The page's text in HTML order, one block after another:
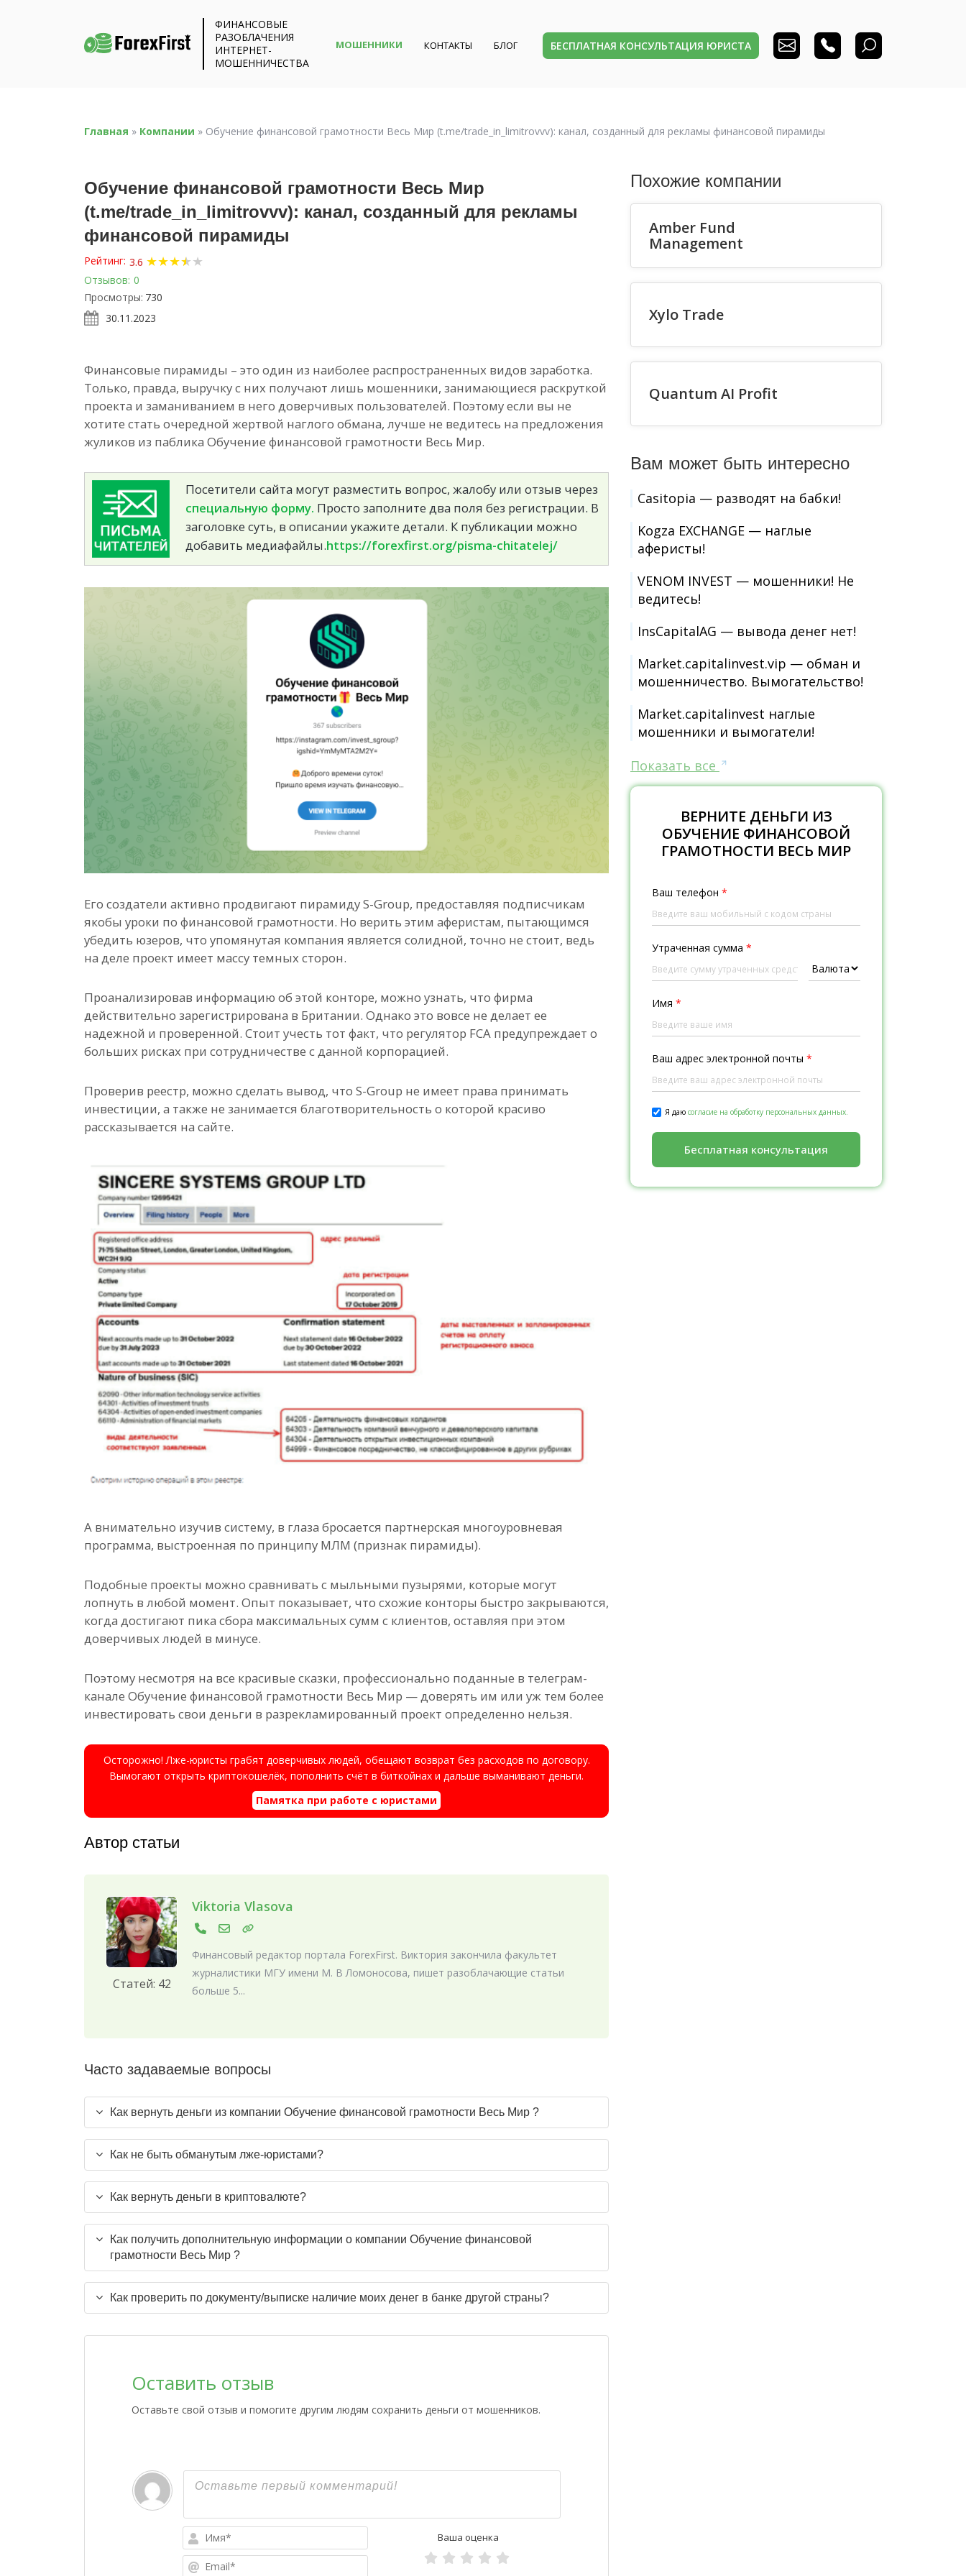
ФИНАНСОВЫЕ
РАЗОБЛАЧЕНИЯ
ИНТЕРНЕТ-
МОШЕННИЧЕСТВА
МОШЕННИКИ КОНТАКТЫ БЛОГ БЕСПЛАТНАЯ КОНСУЛЬТАЦИЯ ЮРИСТА
Главная » Компании » Обучение финансовой грамотности Весь Мир (t.me/trade_in_limitrovvv): канал, созданный для рекламы финансовой пирамиды
Обучение финансовой грамотности Весь Мир
(t.me/trade_in_limitrovvv): канал, созданный для рекламы
финансовой пирамиды
Рейтинг: 3.6 ★★★★
★★
Отзывов: 0
Просмотры: 730
30.11.2023
Финансовые пирамиды – это один из наиболее распространенных видов заработка.
Только, правда, выручку с них получают лишь мошенники, занимающиеся раскруткой
проекта и заманиванием в него доверчивых пользователей. Поэтому если вы не
хотите стать очередной жертвой наглого обмана, лучше не ведитесь на предложения
жуликов из паблика Обучение финансовой грамотности Весь Мир.
Посетители сайта могут разместить вопрос, жалобу или отзыв через
специальную форму. Просто заполните два поля без регистрации. В
заголовке суть, в описании укажите детали. К публикации можно
добавить медиафайлы.https://forexfirst.org/pisma-chitatelej/
Его создатели активно продвигают пирамиду S-Group, предоставляя подписчикам
якобы уроки по финансовой грамотности. Но верить этим аферистам, пытающимся
убедить юзеров, что упомянутая компания является солидной, точно не стоит, ведь
на деле проект имеет массу темных сторон.
Проанализировав информацию об этой конторе, можно узнать, что фирма
действительно зарегистрирована в Британии. Однако это вовсе не делает ее
надежной и проверенной. Стоит учесть тот факт, что регулятор FCA предупреждает о
больших рисках при сотрудничестве с данной корпорацией.
Проверив реестр, можно сделать вывод, что S-Group не имеет права принимать
инвестиции, а также не занимается благотворительность о которой красиво
рассказывается на сайте.
А внимательно изучив систему, в глаза бросается партнерская многоуровневая
программа, выстроенная по принципу МЛМ (признак пирамиды).
Подобные проекты можно сравнивать с мыльными пузырями, которые могут
лопнуть в любой момент. Опыт показывает, что схожие конторы быстро закрываются,
когда достигают пика сбора максимальных сумм с клиентов, оставляя при этом
доверчивых людей в минусе.
Поэтому несмотря на все красивые сказки, профессионально поданные в телеграм-
канале Обучение финансовой грамотности Весь Мир — доверять им или уж тем более
инвестировать свои деньги в разрекламированный проект определенно нельзя.
Осторожно! Лже-юристы грабят доверчивых людей, обещают возврат без расходов по договору.
Вымогают открыть криптокошелёк, пополнить счёт в биткойнах и дальше выманивают деньги.
Памятка при работе с юристами
Автор статьи
Статей: 42
Viktoria Vlasova
Финансовый редактор портала ForexFirst. Виктория закончила факультет
журналистики МГУ имени М. В Ломоносова, пишет разоблачающие статьи
больше 5...
Часто задаваемые вопросы
Как вернуть деньги из компании Обучение финансовой грамотности Весь Мир ?
Как не быть обманутым лже-юристами?
Как вернуть деньги в криптовалюте?
Как получить дополнительную информации о компании Обучение финансовой
грамотности Весь Мир ?
Как проверить по документу/выписке наличие моих денег в банке другой страны?
Оставить отзыв
Оставьте свой отзыв и помогите другим людям сохранить деньги от мошенников.
Имя*
Email*
Ваша оценка
Похожие компании
Amber Fund
Management
Xylo Trade
Quantum AI Profit
Вам может быть интересно
Casitopia — разводят на бабки!
Kogza EXCHANGE — наглые
аферисты!
VENOM INVEST — мошенники! Не
ведитесь!
InsCapitalAG — вывода денег нет!
Market.capitalinvest.vip — обман и
мошенничество. Вымогательство!
Market.capitalinvest наглые
мошенники и вымогатели!
Показать все
ВЕРНИТЕ ДЕНЬГИ ИЗ
ОБУЧЕНИЕ ФИНАНСОВОЙ
ГРАМОТНОСТИ ВЕСЬ МИР
Ваш телефон *
Утраченная сумма *
Имя *
Ваш адрес электронной почты *
Я даю согласие на обработку персональных данных.
Бесплатная консультация